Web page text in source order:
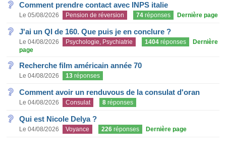
Comment prendre contact avec INPS italie
Le 05/08/2026 Pension de réversion 74 réponses Dernière page
J'ai un QI de 160. Que puis je en conclure ?
Le 04/08/2026 Psychologie, Psychiatrie 1404 réponses
Dernière
page
Recherche film américain année 70
Le 04/08/2026 13 réponses
Comment avoir un renduvous de la consulat d'oran
Le 04/08/2026 Consulat 8 réponses
Qui est Nicole Delya ?
Le 04/08/2026 Voyance 226 réponses Dernière page